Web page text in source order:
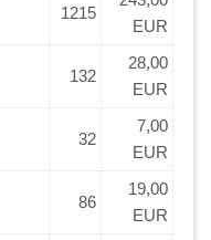
1215
EUR
132
28,00
EUR
32
7,00
EUR
86
19,00
EUR